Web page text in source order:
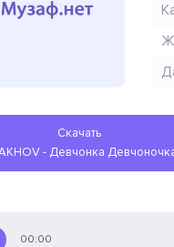
Скачать
- Девчонка
00:00